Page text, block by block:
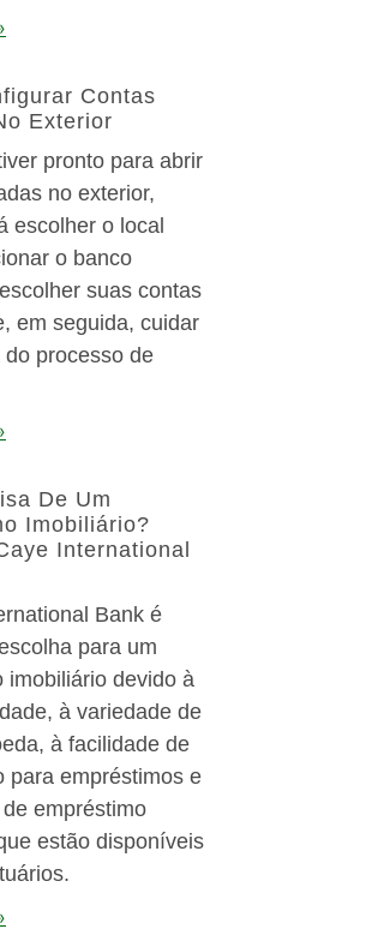
Contas
Exterior
pronto para abrir
no exterior,
escolher o local
o banco
suas contas
em seguida, cuidar
processo de
De Um
Imobiliário?
International
Bank é
para um
imobiliário devido à
à variedade de
à facilidade de
para empréstimos e
empréstimo
estão disponíveis